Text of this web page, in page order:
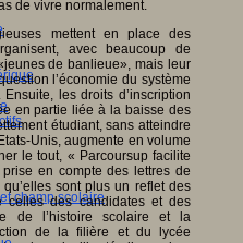
champ scolaire
de vivre normalement.
mettent en place des
avec beaucoup de
de banlieue», mais leur
l’économie du système
les droits d’inscription
en partie liée à la baisse des
étudiant, sans atteindre
Unis, augmente en volume
le tout, « Parcoursup facilite
en compte des lettres de
sont plus un reflet des
celles des candidates et des
de l’histoire scolaire et la
de la filière et du lycée